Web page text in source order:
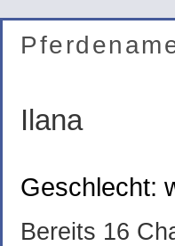
Ilana
Geschlecht:
Bereits 16